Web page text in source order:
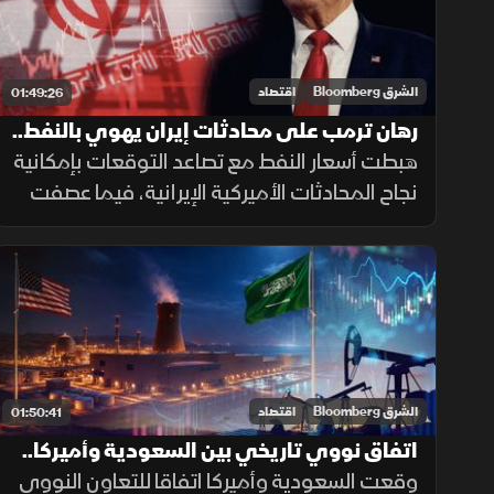
01:49:26 الشرق Bloomberg اقتصاد
رهان ترمب على محادثات إيران يهوي بالنفط..
والأسواق تترقب قرار الفائدة الأميركية
هبطت أسعار النفط مع تصاعد التوقعات بإمكانية
نجاح المحادثات الأميركية الإيرانية، فيما عصفت
موجة بيع بأسهم الرقائق في الأسواق الآسيوية،
وأسهم التكنولوجيا تحت الضغط وسط ترقب لقرار
الفائدة الأميركية
01:50:41 الشرق Bloomberg اقتصاد
اتفاق نووي تاريخي بين السعودية وأميركا..
و"برنت" يقفز مع تصاعد التوترات
وقعت السعودية وأميركا اتفاقا للتعاون النووي